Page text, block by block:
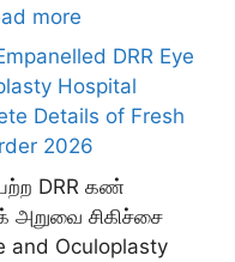
more
DRR Eye
Hospital
Details of Fresh
2026
DRR கண்
அறுவை சிகிச்சை
and Oculoplasty